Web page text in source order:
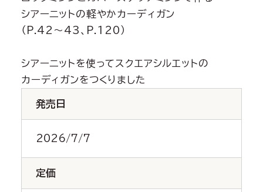
シアーニットの軽やかカーディガン
（P.42～43、P.120）
シアーニットを使ってスクエアシルエットの
カーディガンをつくりました
発売日
2026/7/7
定価